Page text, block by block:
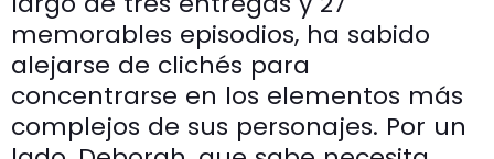
memorables episodios, ha sabido
alejarse de clichés para
concentrarse en los elementos más
complejos de sus personajes. Por un